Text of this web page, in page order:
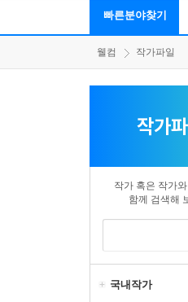
빠른분야찾기
웰컴 작가파일
작가
작가 혹은 작가
함께 검색해
국내작가